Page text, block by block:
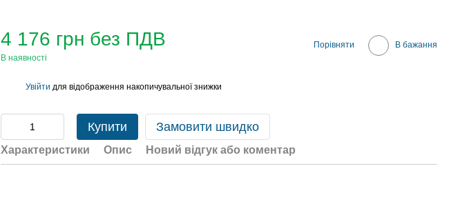
4 176 грн без ПДВ
В наявності
Порівняти В бажання
Увійти для відображення накопичувальної знижки
Купити Замовити швидко
Характеристики Опис Новий відгук або коментар